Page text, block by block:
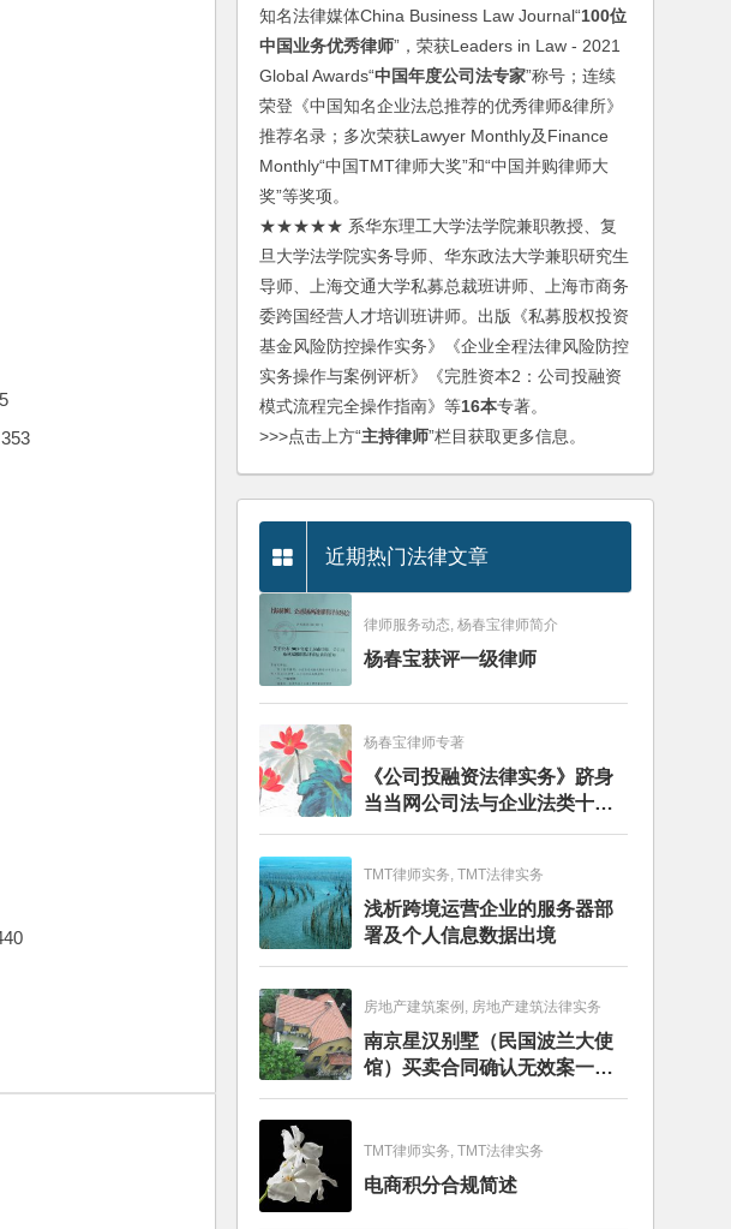
知名法律媒体China Business Law Journal“100位
中国业务优秀律师”，荣获Leaders in Law - 2021
Global Awards“中国年度公司法专家”称号；连续
荣登《中国知名企业法总推荐的优秀律师&律所》
推荐名录；多次荣获Lawyer Monthly及Finance
Monthly“中国TMT律师大奖”和“中国并购律师大
奖”等奖项。
★★★★★ 系华东理工大学法学院兼职教授、复
旦大学法学院实务导师、华东政法大学兼职研究生
导师、上海交通大学私募总裁班讲师、上海市商务
委跨国经营人才培训班讲师。出版《私募股权投资
基金风险防控操作实务》《企业全程法律风险防控
实务操作与案例评析》《完胜资本2：公司投融资
模式流程完全操作指南》等16本专著。
>>>点击上方“主持律师”栏目获取更多信息。
近期热门法律文章
律师服务动态, 杨春宝律师简介
杨春宝获评一级律师
杨春宝律师专著
《公司投融资法律实务》跻身
当当网公司法与企业法类十大
畅销图书榜
TMT律师实务, TMT法律实务
浅析跨境运营企业的服务器部
署及个人信息数据出境
房地产建筑案例, 房地产建筑法律实务
南京星汉别墅（民国波兰大使
馆）买卖合同确认无效案一审
判决书
TMT律师实务, TMT法律实务
电商积分合规简述